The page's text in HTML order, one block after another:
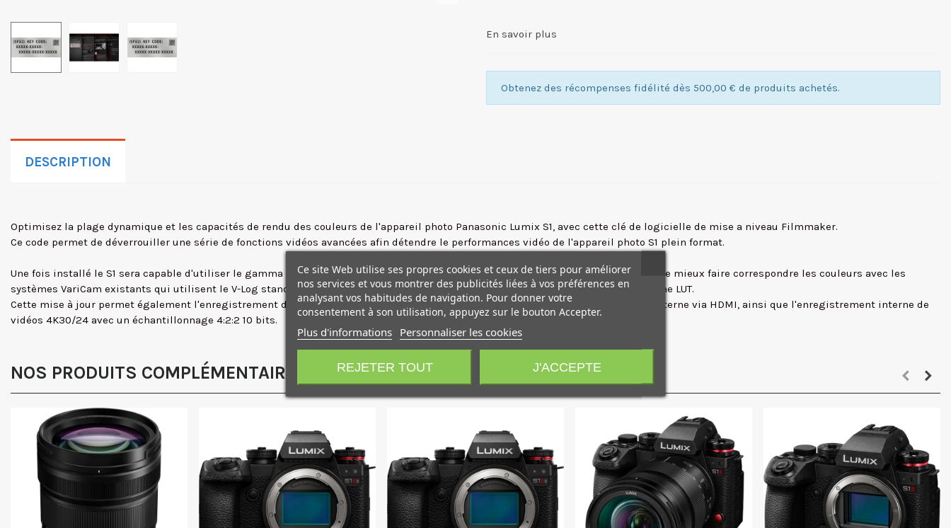
En savoir plus
Obtenez des récompenses fidélité dès 500,00 € de produits achetés.
DESCRIPTION
Optimisez la plage dynamique et les capacités de rendu des couleurs de l'appareil photo Panasonic Lumix S1, avec cette clé de logicielle de mise a niveau Filmmaker.
Ce code permet de déverrouiller une série de fonctions vidéos avancées afin détendre le performances vidéo de l'appareil photo S1 plein format.
Une fois installé le S1 sera capable d'utiliser le gamma V-Log et V-Gamut. L'ajour de ce Gamma permet également aux utilisateurs de mieux faire correspondre les couleurs avec les
systèmes VariCam existants qui utilisent le V-Log standard, car les deux profils utilisent la même courbe caractéristique et la même LUT.
Cette mise à jour permet également l'enregistrement de vidéos 4K60 avec un échantillonnage 4:2:2 10 bits vers un enregistreur externe via HDMI, ainsi que l'enregistrement interne de
vidéos 4K30/24 avec un échantillonnage 4:2:2 10 bits.
NOS PRODUITS COMPLÉMENTAIRES
Ce site Web utilise ses propres cookies et ceux de tiers pour améliorer
nos services et vous montrer des publicités liées à vos préférences en
analysant vos habitudes de navigation. Pour donner votre
consentement à son utilisation, appuyez sur le bouton Accepter.
Plus d'informations Personnaliser les cookies
REJETER TOUT J'ACCEPTE